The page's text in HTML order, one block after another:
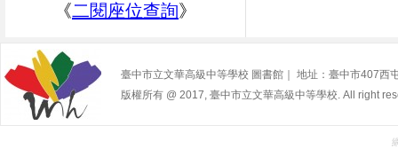
《二閱座位查詢》
臺中市立文華高級中等學校 圖書館｜ 地址：臺中市407
版權所有 @ 2017, 臺中市立文華高級中等學校. All right